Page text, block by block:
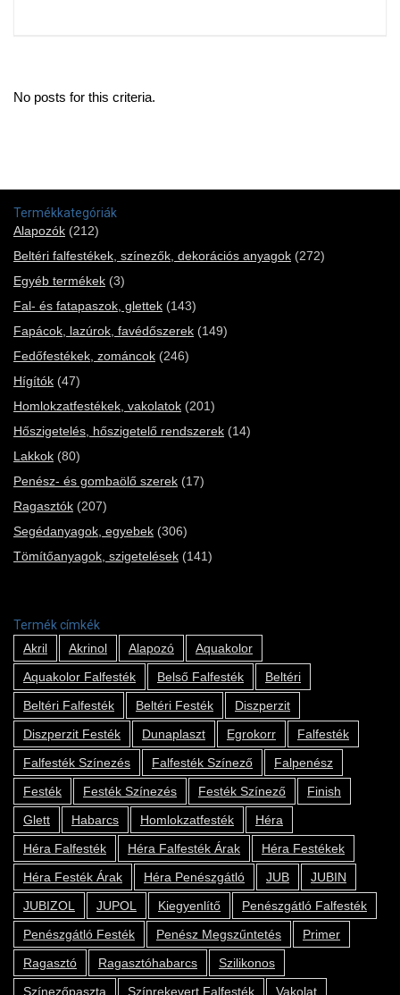
No posts for this criteria.
Termékkategóriák
Alapozók (212)
Beltéri falfestékek, színezők, dekorációs anyagok (272)
Egyéb termékek (3)
Fal- és fatapaszok, glettek (143)
Fapácok, lazúrok, favédőszerek (149)
Fedőfestékek, zománcok (246)
Hígítók (47)
Homlokzatfestékek, vakolatok (201)
Hőszigetelés, hőszigetelő rendszerek (14)
Lakkok (80)
Penész- és gombaölő szerek (17)
Ragasztók (207)
Segédanyagok, egyebek (306)
Tömítőanyagok, szigetelések (141)
Termék címkék
Akril
Akrinol Alapozó
Aquakolor
Aquakolor Falfesték
Belső Falfesték
Beltéri
Beltéri Falfesték
Beltéri Festék
Diszperzit
Diszperzit Festék
Dunaplaszt Egrokorr
Falfesték
Falfesték Színezés
Falfesték Színező
Falpenész
Festék
Festék Színezés Festék Színező
Finish
Glett
Habarcs Homlokzatfesték
Héra
Héra Falfesték
Héra Falfesték Árak
Héra Festékek
Héra Festék Árak
Héra Penészgátló JUB
JUBIN
JUBIZOL
JUPOL Kiegyenlítő
Penészgátló Falfesték
Penészgátló Festék
Penész Megszűntetés
Primer
Ragasztó
Ragasztóhabarcs
Szilikonos
Színezőpaszta
Színrekevert Falfesték Vakolat